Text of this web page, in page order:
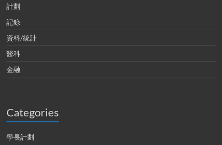
計劃
記錄
資料/統計
醫科
金融
Categories
學長計劃